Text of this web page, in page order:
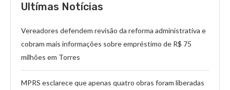
Ultímas Notícias
Vereadores defendem revisão da reforma administrativa e
cobram mais informações sobre empréstimo de R$ 75
milhões em Torres
MPRS esclarece que apenas quatro obras foram liberadas